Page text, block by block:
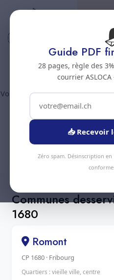
Code
Nettoyage
Code
Vous êtes au code postal1680?
la commune de :Romont
prestations disponibles,
Devis Instantané
Communes
1680
Romont
CP 1680 · Fribourg
Quartiers : vieille ville, centre
Guide PDF
28 pages, règle des
courrier
📥
Zéro spam. Désinscription en